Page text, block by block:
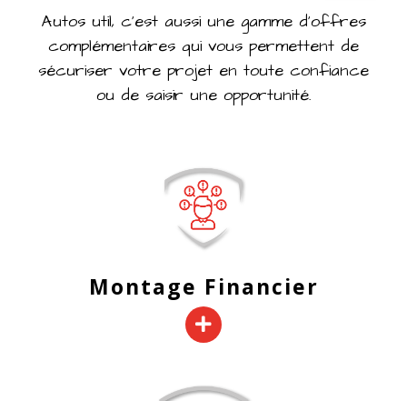
Autos util, c’est aussi une gamme d’offres
complémentaires qui vous permettent de
sécuriser votre projet en toute confiance
ou de saisir une opportunité.
Montage Financier